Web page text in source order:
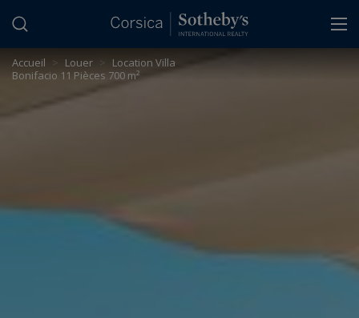
Accueil > Louer > Location Villa
Bonifacio 11 Pièces 700 m²